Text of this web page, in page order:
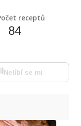
receptů
84
Nelíbí se mi